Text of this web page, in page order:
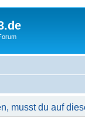
musst du auf